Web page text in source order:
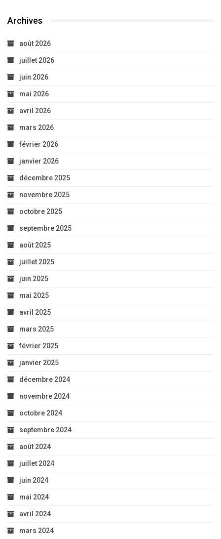
Archives
août 2026
juillet 2026
juin 2026
mai 2026
avril 2026
mars 2026
février 2026
janvier 2026
décembre 2025
novembre 2025
octobre 2025
septembre 2025
août 2025
juillet 2025
juin 2025
mai 2025
avril 2025
mars 2025
février 2025
janvier 2025
décembre 2024
novembre 2024
octobre 2024
septembre 2024
août 2024
juillet 2024
juin 2024
mai 2024
avril 2024
mars 2024